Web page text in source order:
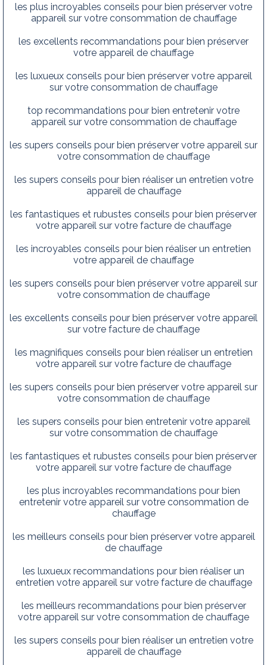
les plus incroyables conseils pour bien préserver votre
appareil sur votre consommation de chauffage
les excellents recommandations pour bien préserver
votre appareil de chauffage
les luxueux conseils pour bien préserver votre appareil
sur votre consommation de chauffage
top recommandations pour bien entretenir votre
appareil sur votre consommation de chauffage
les supers conseils pour bien préserver votre appareil sur
votre consommation de chauffage
les supers conseils pour bien réaliser un entretien votre
appareil de chauffage
les fantastiques et rubustes conseils pour bien préserver
votre appareil sur votre facture de chauffage
les incroyables conseils pour bien réaliser un entretien
votre appareil de chauffage
les supers conseils pour bien préserver votre appareil sur
votre consommation de chauffage
les excellents conseils pour bien préserver votre appareil
sur votre facture de chauffage
les magnifiques conseils pour bien réaliser un entretien
votre appareil sur votre facture de chauffage
les supers conseils pour bien préserver votre appareil sur
votre consommation de chauffage
les supers conseils pour bien entretenir votre appareil
sur votre consommation de chauffage
les fantastiques et rubustes conseils pour bien préserver
votre appareil sur votre facture de chauffage
les plus incroyables recommandations pour bien
entretenir votre appareil sur votre consommation de
chauffage
les meilleurs conseils pour bien préserver votre appareil
de chauffage
les luxueux recommandations pour bien réaliser un
entretien votre appareil sur votre facture de chauffage
les meilleurs recommandations pour bien préserver
votre appareil sur votre consommation de chauffage
les supers conseils pour bien réaliser un entretien votre
appareil de chauffage